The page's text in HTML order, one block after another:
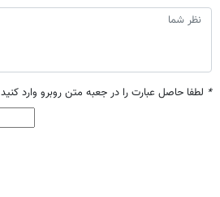
* لطفا حاصل عبارت را در جعبه متن روبرو وارد کنید